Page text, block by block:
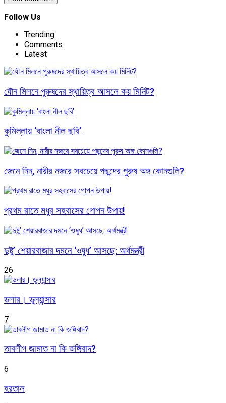
Follow Us
Trending
Comments
Latest
যৌন মিলনে পুরুষদের স্থায়িত্ব আসলে কয় মিনিট?
কুমিল্লায় ‘বাংলা নীল ছবি’
জেনে নিন, নারীর নজরে সবচেয়ে পছন্দের পুরুষ অঙ্গ কোনগুলি?
প্রথম রাতে মধুর সহবাসের গোপন উপায়!
দুষ্টু’ শেয়ারবাজার দমনে ‘ওষুধ’ আসছে: অর্থমন্ত্রী
26
ডলার। ডুল্যান্সার
7
তাবলীগ জামাত না কি জঙ্গিবাদ?
6
হরতাল